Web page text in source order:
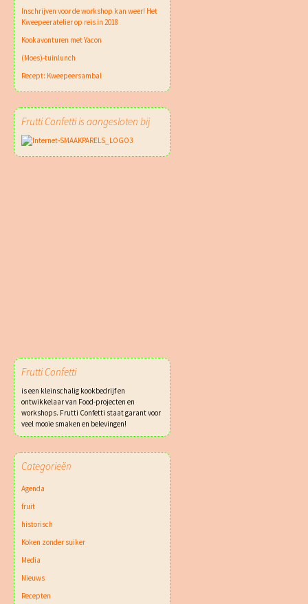
Inschrijven voor de workshop kan weer! Het
Kweepeeratelier op reis in 2018
Kookavonturen met Yacon
(Moes)-tuinlunch
Recept: Kweepeersambal
Frutti Confetti is aangesloten bij
Frutti Confetti
is een kleinschalig kookbedrijf en
ontwikkelaar van Food-projecten en
workshops. Frutti Confetti staat garant voor
veel mooie smaken en belevingen!
Categorieën
Agenda
fruit
historisch
Koken zonder suiker
Media
Nieuws
Recepten